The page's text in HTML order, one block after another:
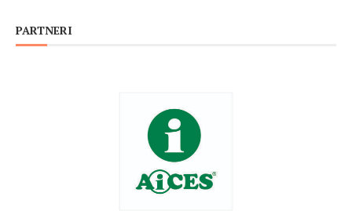
PARTNERI